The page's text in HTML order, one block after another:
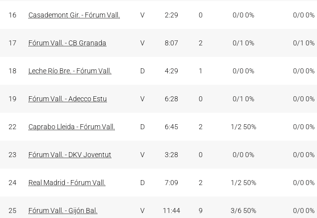
16 Casademont Gir. - Fórum Vall. V 2:29 0 0/0 0% 0/0 0%
17 Fórum Vall. - CB Granada V 8:07 2 0/1 0% 0/1 0%
18 Leche Río Bre. - Fórum Vall. D 4:29 1 0/0 0% 0/0 0%
19 Fórum Vall. - Adecco Estu V 6:28 0 0/1 0% 0/0 0%
22 Caprabo Lleida - Fórum Vall. D 6:45 2 1/2 50% 0/0 0%
23 Fórum Vall. - DKV Joventut V 3:28 0 0/0 0% 0/0 0%
24 Real Madrid - Fórum Vall. D 7:09 2 1/2 50% 0/0 0%
25 Fórum Vall. - Gijón Bal. V 11:44 9 3/6 50% 0/0 0%